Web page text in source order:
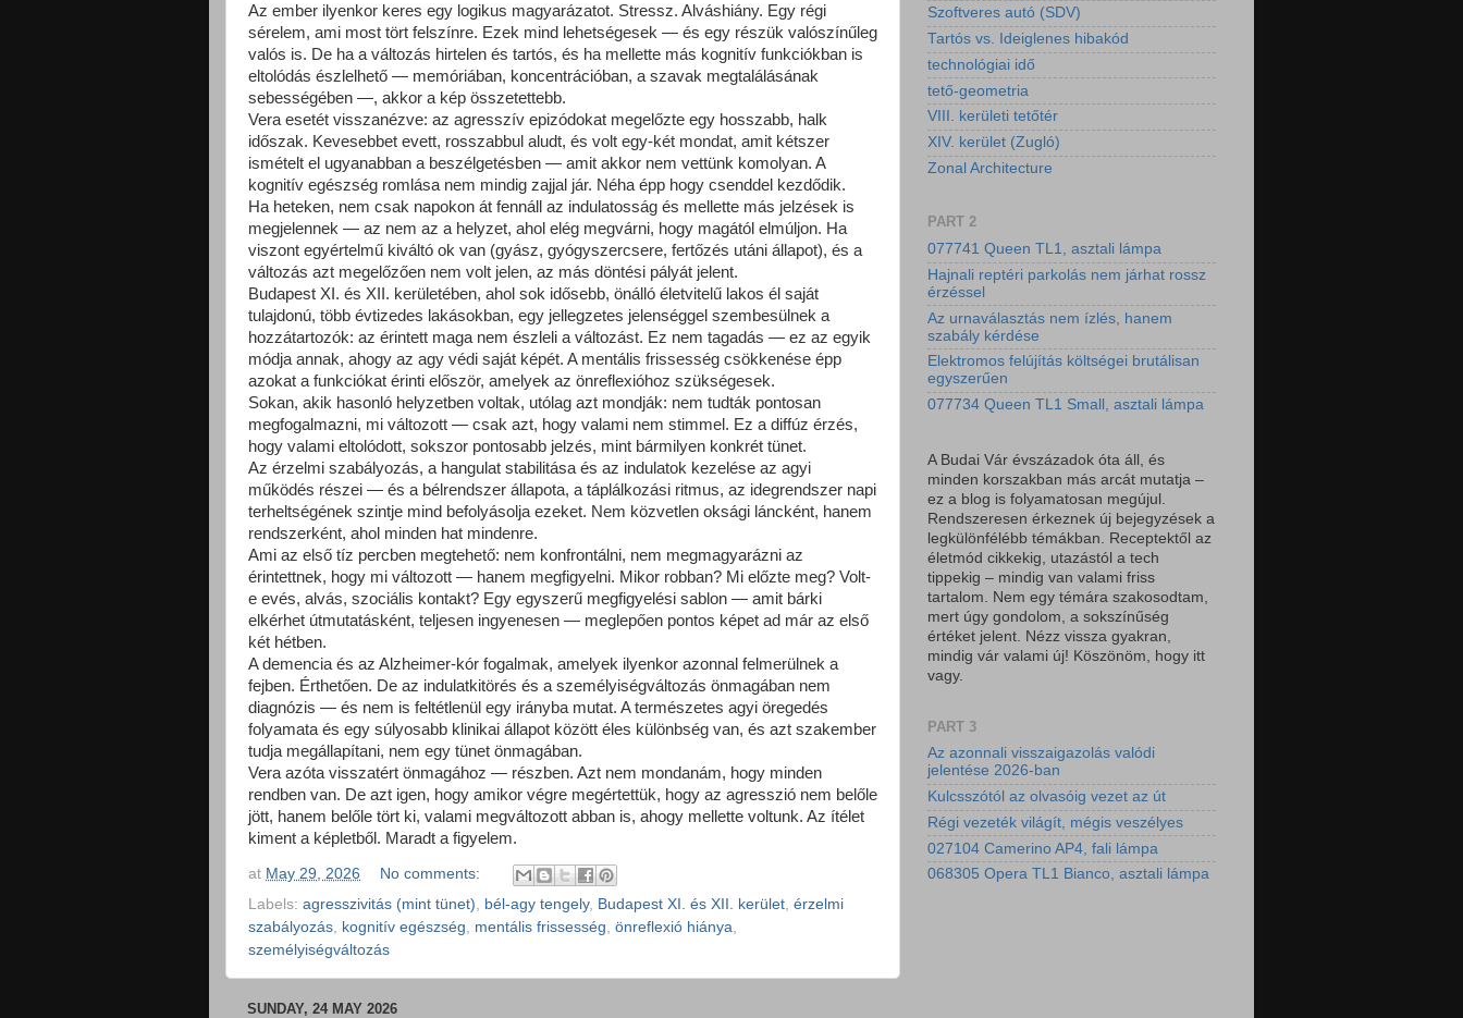
Az ember ilyenkor keres egy logikus magyarázatot. Stressz. Alváshiány. Egy régi
sérelem, ami most tört felszínre. Ezek mind lehetségesek — és egy részük valószínűleg
valós is. De ha a változás hirtelen és tartós, és ha mellette más kognitív funkciókban is
eltolódás észlelhető — memóriában, koncentrációban, a szavak megtalálásának
sebességében —, akkor a kép összetettebb.
Vera esetét visszanézve: az agresszív epizódokat megelőzte egy hosszabb, halk
időszak. Kevesebbet evett, rosszabbul aludt, és volt egy-két mondat, amit kétszer
ismételt el ugyanabban a beszélgetésben — amit akkor nem vettünk komolyan. A
kognitív egészség romlása nem mindig zajjal jár. Néha épp hogy csenddel kezdődik.
Ha heteken, nem csak napokon át fennáll az indulatosság és mellette más jelzések is
megjelennek — az nem az a helyzet, ahol elég megvárni, hogy magától elmúljon. Ha
viszont egyértelmű kiváltó ok van (gyász, gyógyszercsere, fertőzés utáni állapot), és a
változás azt megelőzően nem volt jelen, az más döntési pályát jelent.
Budapest XI. és XII. kerületében, ahol sok idősebb, önálló életvitelű lakos él saját
tulajdonú, több évtizedes lakásokban, egy jellegzetes jelenséggel szembesülnek a
hozzátartozók: az érintett maga nem észleli a változást. Ez nem tagadás — ez az egyik
módja annak, ahogy az agy védi saját képét. A mentális frissesség csökkenése épp
azokat a funkciókat érinti először, amelyek az önreflexióhoz szükségesek.
Sokan, akik hasonló helyzetben voltak, utólag azt mondják: nem tudták pontosan
megfogalmazni, mi változott — csak azt, hogy valami nem stimmel. Ez a diffúz érzés,
hogy valami eltolódott, sokszor pontosabb jelzés, mint bármilyen konkrét tünet.
Az érzelmi szabályozás, a hangulat stabilitása és az indulatok kezelése az agyi
működés részei — és a bélrendszer állapota, a táplálkozási ritmus, az idegrendszer napi
terheltségének szintje mind befolyásolja ezeket. Nem közvetlen oksági láncként, hanem
rendszerként, ahol minden hat mindenre.
Ami az első tíz percben megtehető: nem konfrontálni, nem megmagyarázni az
érintettnek, hogy mi változott — hanem megfigyelni. Mikor robban? Mi előzte meg? Volt-
e evés, alvás, szociális kontakt? Egy egyszerű megfigyelési sablon — amit bárki
elkérhet útmutatásként, teljesen ingyenesen — meglepően pontos képet ad már az első
két hétben.
A demencia és az Alzheimer-kór fogalmak, amelyek ilyenkor azonnal felmerülnek a
fejben. Érthetően. De az indulatkitörés és a személyiségváltozás önmagában nem
diagnózis — és nem is feltétlenül egy irányba mutat. A természetes agyi öregedés
folyamata és egy súlyosabb klinikai állapot között éles különbség van, és azt szakember
tudja megállapítani, nem egy tünet önmagában.
Vera azóta visszatért önmagához — részben. Azt nem mondanám, hogy minden
rendben van. De azt igen, hogy amikor végre megértettük, hogy az agresszió nem belőle
jött, hanem belőle tört ki, valami megváltozott abban is, ahogy mellette voltunk. Az ítélet
kiment a képletből. Maradt a figyelem.
at May 29, 2026
No comments:
Labels: agresszivitás (mint tünet) bél-agy tengely, Budapest XI. és XII. kerület érzelmi
szabályozás
kognitív egészség mentális frissesség önreflexió hiánya
személyiségváltozás
SUNDAY, 24 MAY 2026
Szoftveres autó (SDV)
Tartós vs. Ideiglenes hibakód
technológiai idő
tető-geometria
VIII. kerületi tetőtér
XIV. kerület (Zugló)
Zonal Architecture
PART 2
077741 Queen TL1, asztali lámpa
Hajnali reptéri parkolás nem járhat rossz
érzéssel
Az urnaválasztás nem ízlés, hanem
szabály kérdése
Elektromos felújítás költségei brutálisan
egyszerűen
077734 Queen TL1 Small, asztali lámpa
A Budai Vár évszázadok óta áll, és
minden korszakban más arcát mutatja –
ez a blog is folyamatosan megújul.
Rendszeresen érkeznek új bejegyzések a
legkülönfélébb témákban. Receptektől az
életmód cikkekig, utazástól a tech
tippekig – mindig van valami friss
tartalom. Nem egy témára szakosodtam,
mert úgy gondolom, a sokszínűség
értéket jelent. Nézz vissza gyakran,
mindig vár valami új! Köszönöm, hogy itt
vagy.
PART 3
Az azonnali visszaigazolás valódi
jelentése 2026-ban
Kulcsszótól az olvasóig vezet az út
Régi vezeték világít, mégis veszélyes
027104 Camerino AP4, fali lámpa
068305 Opera TL1 Bianco, asztali lámpa